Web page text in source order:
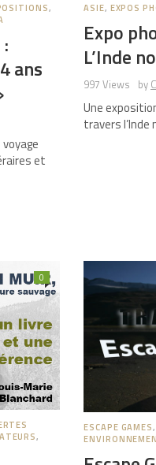
,
ans
et
ASIE, EXPOS
Expo
L’Inde
997 Views by
Une
travers l’Inde
,
0
ESCAPE GAMES